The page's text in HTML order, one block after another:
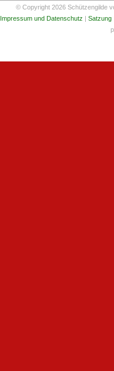
© Copyright 2026 Schützengilde
Impressum und Datenschutz | Satzung